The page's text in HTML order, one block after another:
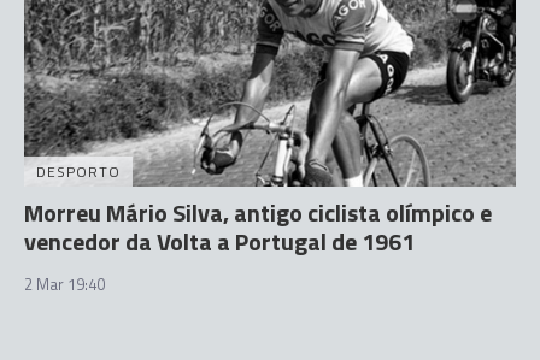
DESPORTO
Morreu Mário Silva, antigo ciclista olímpico e
vencedor da Volta a Portugal de 1961
2 Mar 19:40